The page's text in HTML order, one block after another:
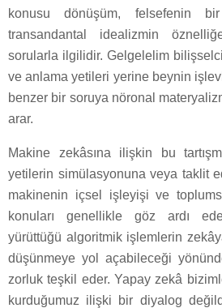
konusu dönüşüm, felsefenin
transandantal idealizmin
sorularla ilgilidir. Gelgelelim
ve anlama yetileri yerine beynin
benzer bir soruya nöronal
arar.
Makine zekâsına ilişkin bu
yetilerin simülasyonuna veya taklit
makinenin içsel işleyişi ve
konuları genellikle göz ardı
yürüttüğü algoritmik işlemlerin
düşünmeye yol açabileceği
zorluk teşkil eder. Yapay zekâ
kurduğumuz ilişki bir diyalog